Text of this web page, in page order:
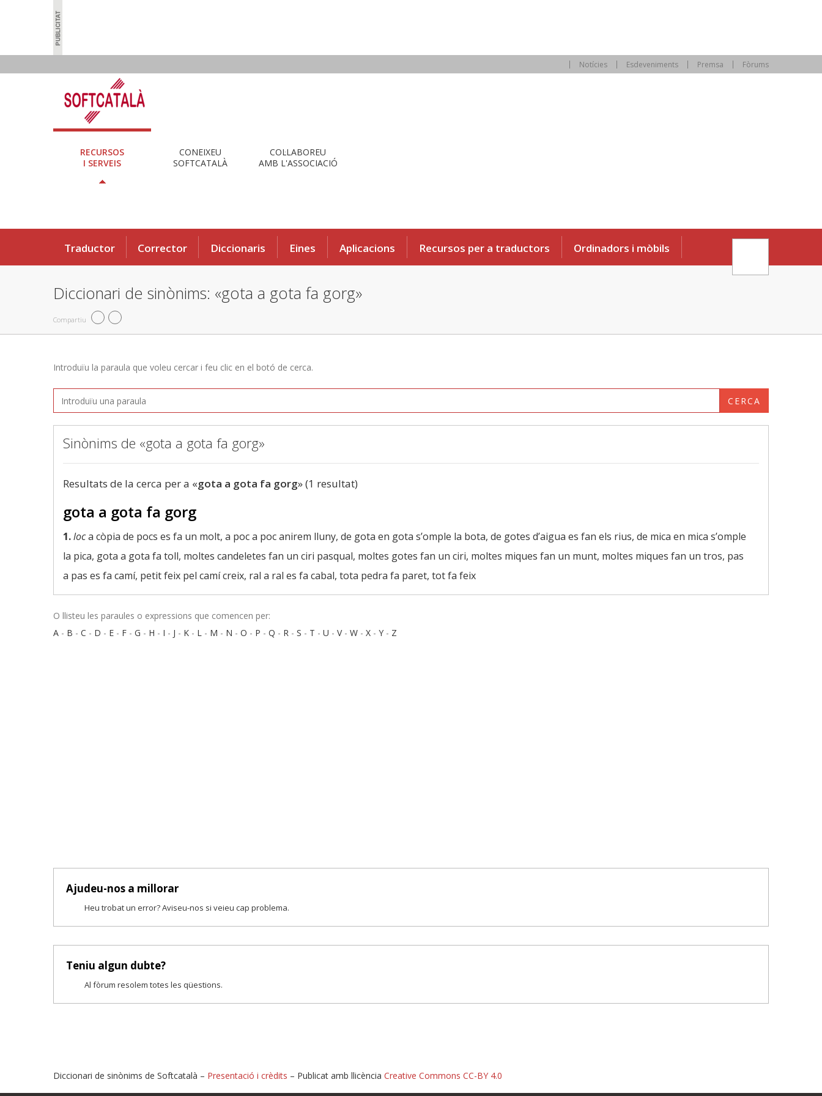
Notícies Esdeveniments Premsa Fòrums
RECURSOS
I SERVEIS
CONEIXEU
SOFTCATALÀ
COL·LABOREU
AMB L'ASSOCIACIÓ
Traductor Corrector Diccionaris Eines Aplicacions Recursos per a traductors Ordinadors i mòbils
Diccionari de sinònims: «gota a gota fa gorg»
Compartiu
Introduïu la paraula que voleu cercar i feu clic en el botó de cerca.
CERCA
Sinònims de «gota a gota fa gorg»
Resultats de la cerca per a «gota a gota fa gorg» (1 resultat)
gota a gota fa gorg
1.loca còpia de pocs es fa un molt, a poc a poc anirem lluny, de gota en gota s’omple la bota, de gotes d’aigua es fan els rius, de mica en mica s’omple
la pica, gota a gota fa toll, moltes candeletes fan un ciri pasqual, moltes gotes fan un ciri, moltes miques fan un munt, moltes miques fan un tros, pas
a pas es fa camí, petit feix pel camí creix, ral a ral es fa cabal, tota pedra fa paret, tot fa feix
O llisteu les paraules o expressions que comencen per:
A - B - C - D - E - F - G - H - I - J - K - L - M - N - O - P - Q - R - S - T - U - V- W - X - Y - Z
Ajudeu-nos a millorar
Heu trobat un error? Aviseu-nos si veieu cap problema.
Teniu algun dubte?
Al fòrum resolem totes les qüestions.
Diccionari de sinònims de Softcatalà – Presentació i crèdits – Publicat amb llicència Creative Commons CC-BY 4.0